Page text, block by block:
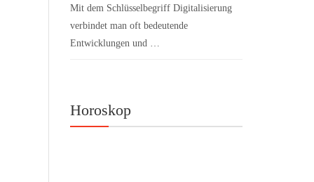
Mit dem Schlüsselbegriff Digitalisierung
verbindet man oft bedeutende
Entwicklungen und …
Horoskop